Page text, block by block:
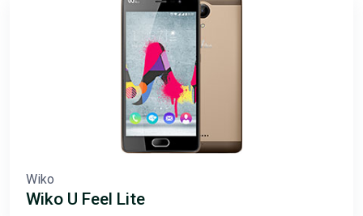
Wiko
Wiko U Feel Lite